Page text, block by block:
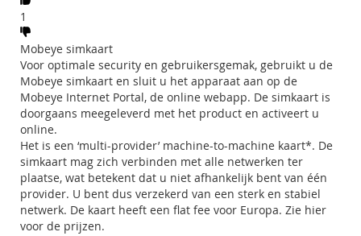
1
Mobeye simkaart
Voor optimale security en gebruikersgemak, gebruikt u de
Mobeye simkaart en sluit u het apparaat aan op de
Mobeye Internet Portal, de online webapp. De simkaart is
doorgaans meegeleverd met het product en activeert u
online.
Het is een ‘multi-provider’ machine-to-machine kaart*. De
simkaart mag zich verbinden met alle netwerken ter
plaatse, wat betekent dat u niet afhankelijk bent van één
provider. U bent dus verzekerd van een sterk en stabiel
netwerk. De kaart heeft een flat fee voor Europa. Zie hier
voor de prijzen.